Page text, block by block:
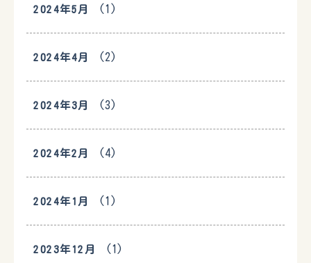
2024年5月 (1)
2024年4月 (2)
2024年3月 (3)
2024年2月 (4)
2024年1月 (1)
2023年12月 (1)